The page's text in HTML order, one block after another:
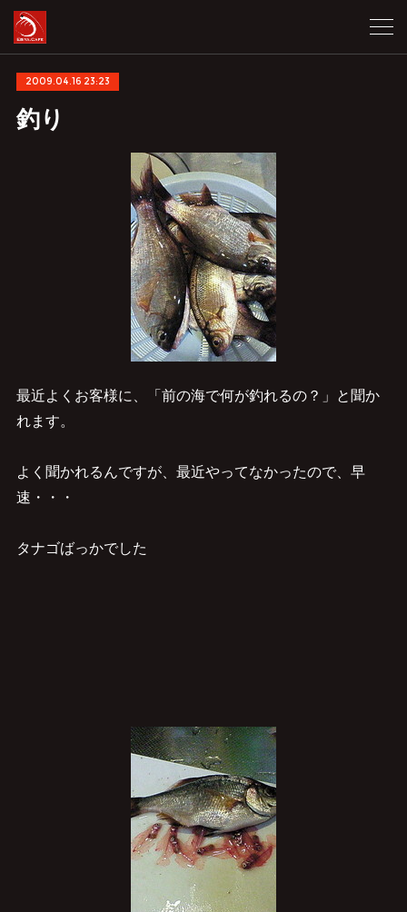
2009.04.16 23:23
釣り
最近よくお客様に、「前の海で何が釣れるの？」と聞か
れます。
よく聞かれるんですが、最近やってなかったので、早
速・・・
タナゴばっかでした